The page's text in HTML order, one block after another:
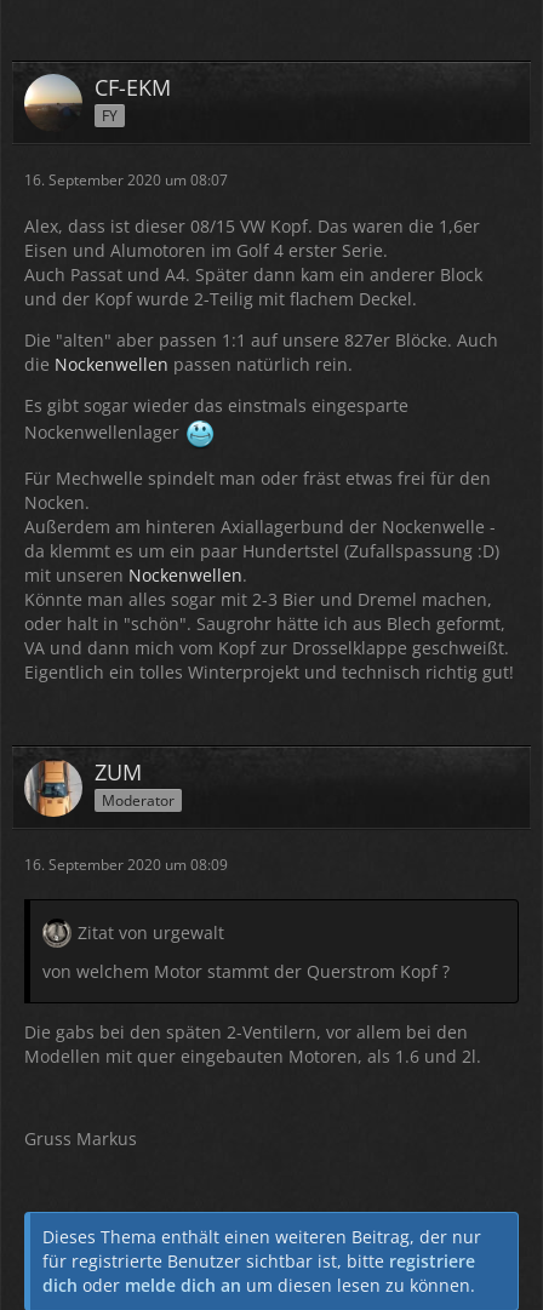
"Oldschool" wäre auch ein neu aufgebauter mech. DZ
Kopf mit scharfer Nockenwelle zu haben.
Die Autos kosten doch auch ohne H so wenig Geld im
hiervon zum fairen/günstigen Preis trennen wenn
Anbei ein paar Fotos. Ich hab wohl ne kaputte
Kopfdichtung, fange sowas immer wieder an, alle paar
Jahre
20171007_192504-800x600.jpg 20171007_192513-
800x600.jpg
20171016_181004-800x600.jpg 20171016_181112-
800x600.jpg
20171016_181229-800x600.jpg 20171225_104314-
800x600.jpg
20180729_103010-800x600.jpg
CF-EKM
FY
16. September 2020 um 08:07
Alex, dass ist dieser 08/15 VW Kopf. Das waren die 1,6er
Eisen und Alumotoren im Golf 4 erster Serie.
Auch Passat und A4. Später dann kam ein anderer Block
und der Kopf wurde 2-Teilig mit flachem Deckel.
Die "alten" aber passen 1:1 auf unsere 827er Blöcke. Auch
die Nockenwellen passen natürlich rein.
Es gibt sogar wieder das einstmals eingesparte
Nockenwellenlager
Für Mechwelle spindelt man oder fräst etwas frei für den
Nocken.
Außerdem am hinteren Axiallagerbund der Nockenwelle -
da klemmt es um ein paar Hundertstel (Zufallspassung :D)
mit unseren Nockenwellen.
Könnte man alles sogar mit 2-3 Bier und Dremel machen,
oder halt in "schön". Saugrohr hätte ich aus Blech geformt,
VA und dann mich vom Kopf zur Drosselklappe geschweißt.
Eigentlich ein tolles Winterprojekt und technisch richtig gut!
ZUM
Moderator
16. September 2020 um 08:09
Zitat von urgewalt
von welchem Motor stammt der Querstrom Kopf ?
Die gabs bei den späten 2-Ventilern, vor allem bei den
Modellen mit quer eingebauten Motoren, als 1.6 und 2l.
Gruss Markus
Dieses Thema enthält einen weiteren Beitrag, der nur
für registrierte Benutzer sichtbar ist, bitte registriere
dich oder melde dich an um diesen lesen zu können.